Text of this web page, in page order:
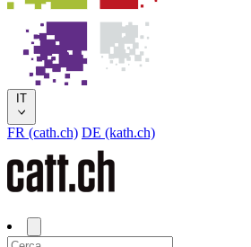
IT
FR (cath.ch) DE (kath.ch)